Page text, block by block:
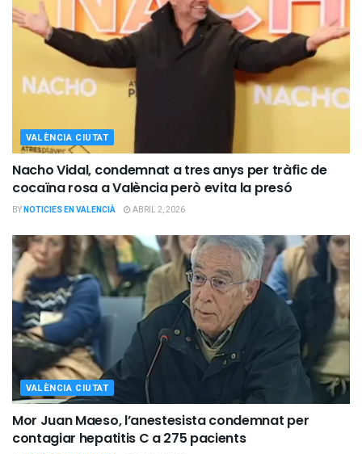
VALÈNCIA CIUTAT
Nacho Vidal, condemnat a tres anys per tràfic de
cocaïna rosa a València però evita la presó
BYNOTICIES EN VALENCIÀ ABRIL 2, 2026
VALÈNCIA CIUTAT
Mor Juan Maeso, l’anestesista condemnat per
contagiar hepatitis C a 275 pacients